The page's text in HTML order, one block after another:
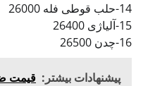
14-حلب قوطی فله 26000
15-آلیاژی 26400
16-چدن 26500
پیشنهادات بیشتر: قيمت